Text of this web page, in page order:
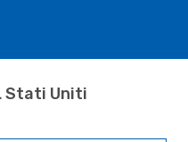
Stati Uniti